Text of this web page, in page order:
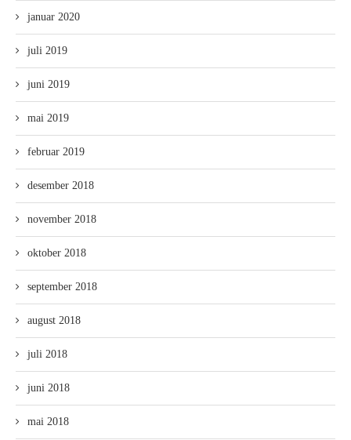
januar 2020
juli 2019
juni 2019
mai 2019
februar 2019
desember 2018
november 2018
oktober 2018
september 2018
august 2018
juli 2018
juni 2018
mai 2018